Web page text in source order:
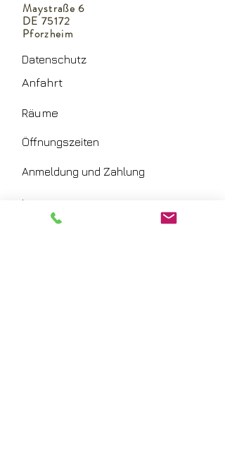
Maystraße 6
DE 75172
Pforzheim
Datenschutz
Anfahrt
Räume
Öffnungszeiten
Impressum
Anmeldung und Zahlung